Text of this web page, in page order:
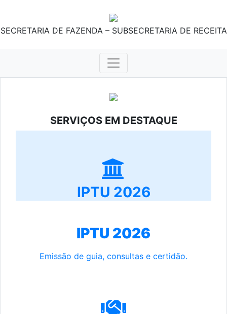
SECRETARIA DE FAZENDA – SUBSECRETARIA DE RECEITA
SERVIÇOS EM DESTAQUE
IPTU 2026
IPTU 2026
Emissão de guia, consultas e certidão.